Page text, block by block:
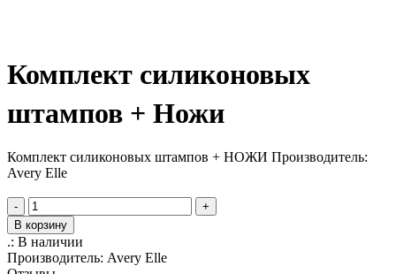
Комплект силиконовых
штампов + Ножи
Комплект силиконовых штампов + НОЖИ Производитель:
Avery Elle
-
+
В корзину
.: В наличии
Производитель: Avery Elle